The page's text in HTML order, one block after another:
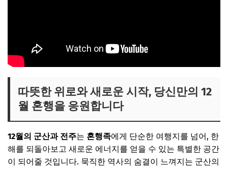
따뜻한 위로와 새로운 시작, 당신만의 12
월 혼행을 응원합니다
12월의 군산과 전주는 혼행족에게 단순한 여행지를 넘어, 한
해를 되돌아보고 새로운 에너지를 얻을 수 있는 특별한 공간
이 되어줄 것입니다. 묵직한 역사의 숨결이 느껴지는 군산의